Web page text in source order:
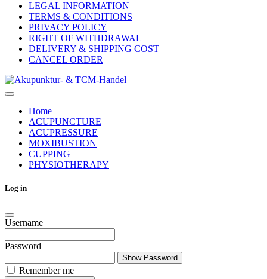
LEGAL INFORMATION
TERMS & CONDITIONS
PRIVACY POLICY
RIGHT OF WITHDRAWAL
DELIVERY & SHIPPING COST
CANCEL ORDER
Home
ACUPUNCTURE
ACUPRESSURE
MOXIBUSTION
CUPPING
PHYSIOTHERAPY
Log in
Username
Password
Show Password
Remember me